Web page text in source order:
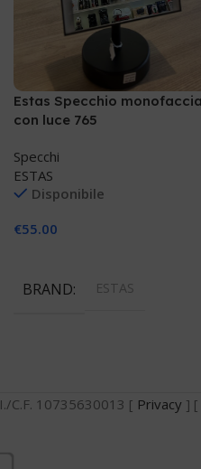
Estas Specchio
con luce 765
Specchi
ESTAS
Disponibile
€55.00
BRAND ESTAS
C.F. 10735630013 [ Privacy ] [